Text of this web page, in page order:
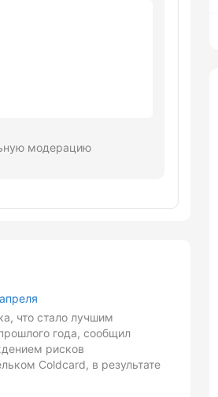
модерацию
что стало лучшим
года, сообщил
рисков
Coldcard, в результате